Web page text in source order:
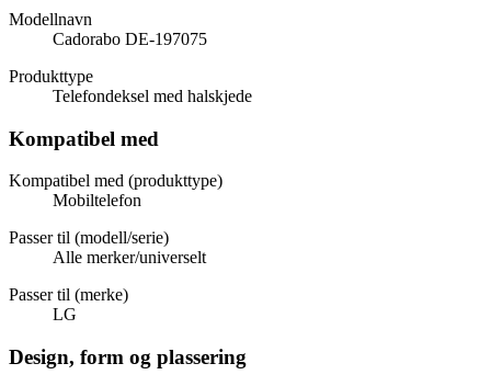
Modellnavn
Cadorabo DE-197075
Produkttype
Telefondeksel med halskjede
Kompatibel med
Kompatibel med (produkttype)
Mobiltelefon
Passer til (modell/serie)
Alle merker/universelt
Passer til (merke)
LG
Design, form og plassering